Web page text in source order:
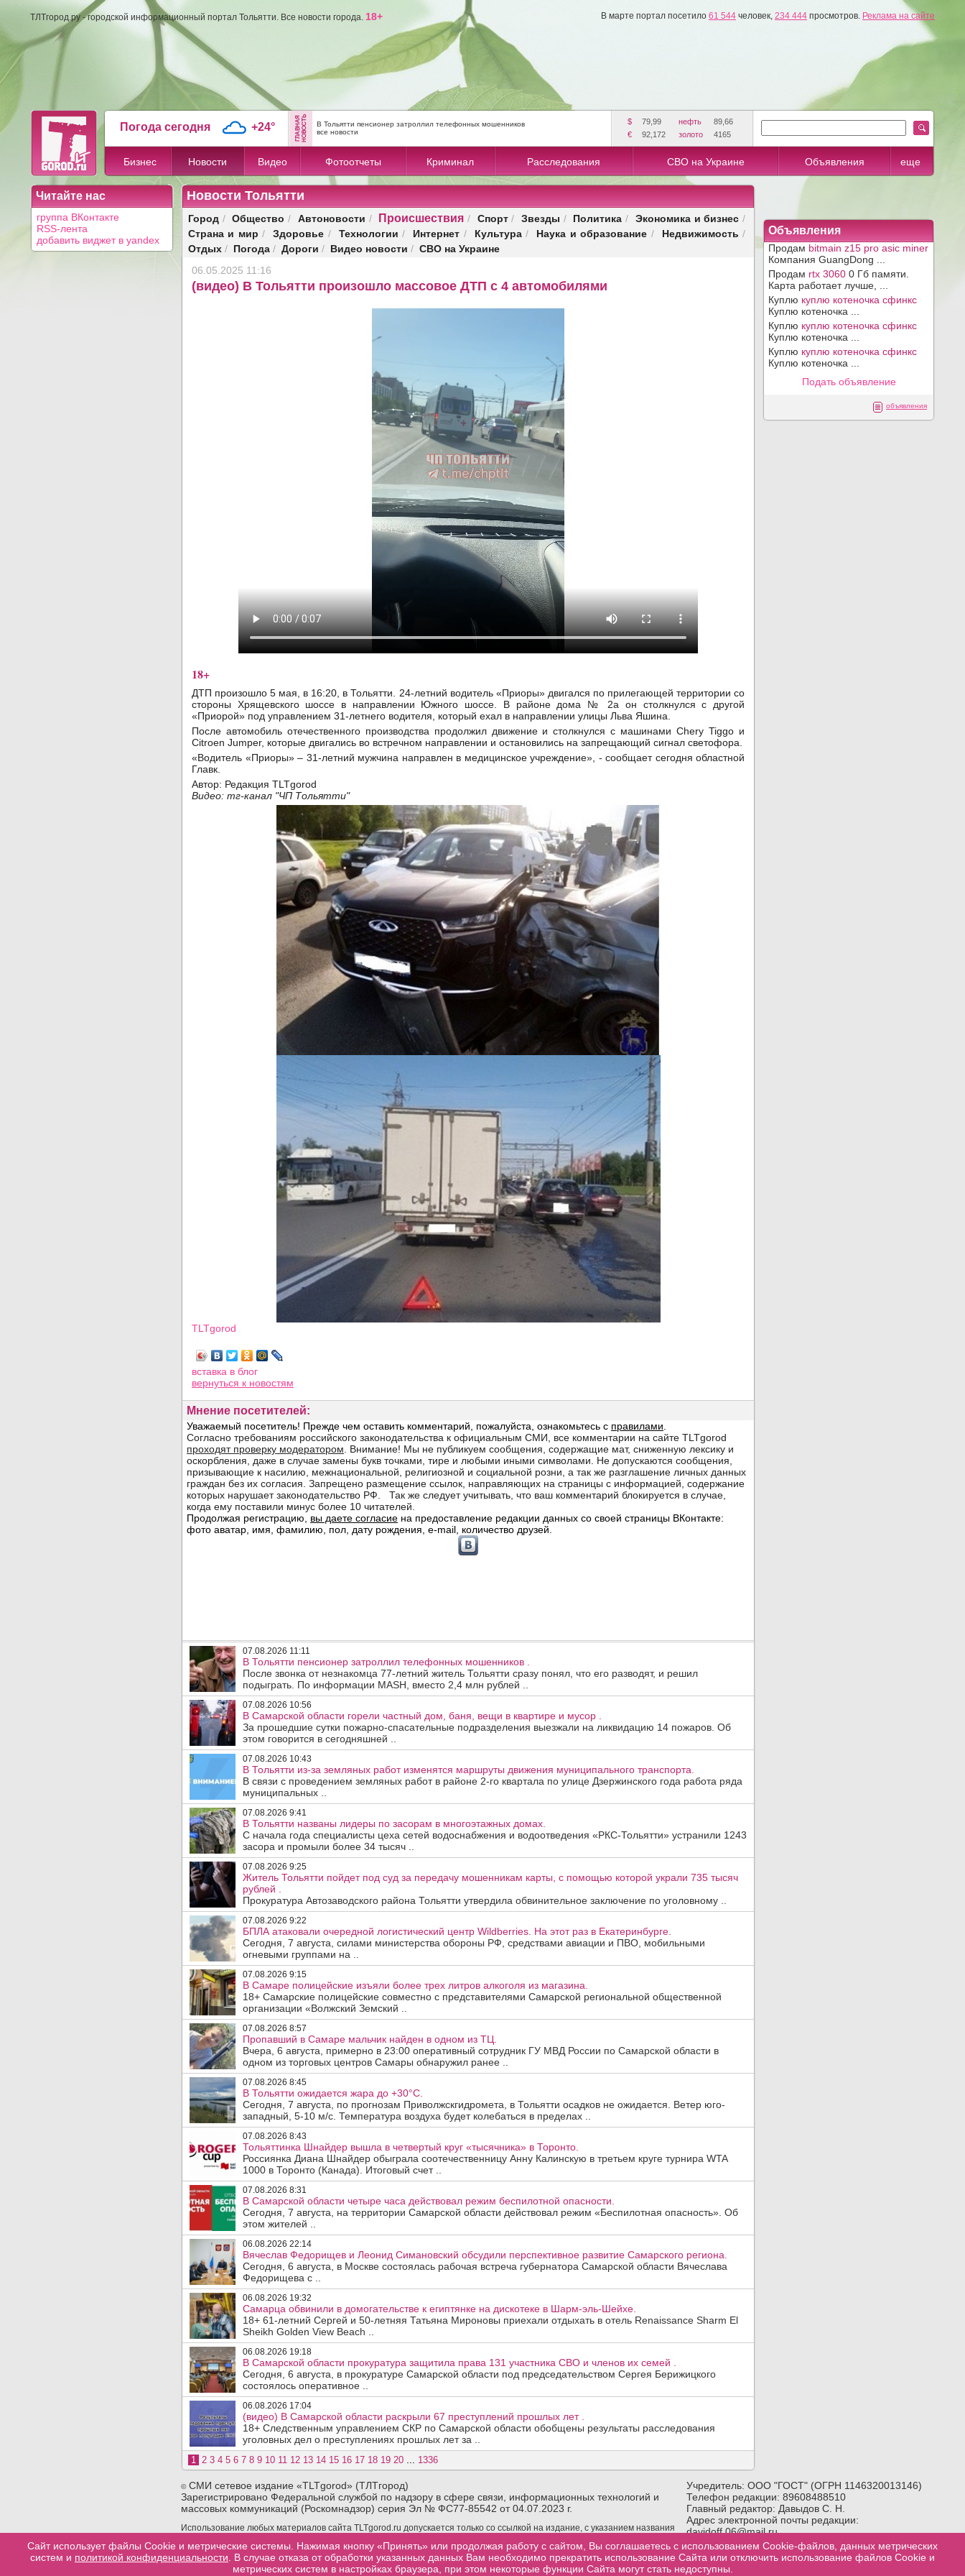
ТЛТгород.ру - городской информационный портал Тольятти. Все новости города. 18+ В марте портал посетило 61 544 человек, 234 444 просмотров. Реклама на сайте
Погода сегодня +24°
В Тольятти пенсионер затроллил телефонных мошенников
все новости
$ 79,99 нефть
89,66
€
92,172 золото 4165
Бизнес Новости Видео Фотоотчеты Криминал Расследования СВО на Украине Объявления еще
Читайте нас
группа ВКонтакте
RSS-лента
добавить виджет в yandex
Новости Тольятти
Город / Общество / Автоновости / Происшествия / Спорт/ Звезды / Политика / Экономика и бизнес /
Страна и мир / Здоровье / Технологии / Интернет / Культура/ Наука и образование / Недвижимость /
Отдых / Погода / Дороги / Видео новости / СВО на Украине
06.05.2025 11:16
(видео) В Тольятти произошло массовое ДТП с 4 автомобилями
18+
ДТП произошло 5 мая, в 16:20, в Тольятти. 24-летний водитель «Приоры» двигался по прилегающей территории со
стороны Хрящевского шоссе в направлении Южного шоссе. В районе дома № 2а он столкнулся с другой
«Приорой» под управлением 31-летнего водителя, который ехал в направлении улицы Льва Яшина.
После автомобиль отечественного производства продолжил движение и столкнулся с машинами Chery Tiggo и
Citroen Jumper, которые двигались во встречном направлении и остановились на запрещающий сигнал светофора.
«Водитель «Приоры» – 31-летний мужчина направлен в медицинское учреждение», - сообщает сегодня областной
Главк.
Автор: Редакция TLTgorod
Видео: тг-канал "ЧП Тольятти"
TLTgorod
вставка в блог
вернуться к новостям
Мнение посетителей:
07.08.2026 11:11
В Тольятти пенсионер затроллил телефонных мошенников .
После звонка от незнакомца 77-летний житель Тольятти сразу понял, что его разводят, и решил
подыграть. По информации MASH, вместо 2,4 млн рублей ..
07.08.2026 10:56
В Самарской области горели частный дом, баня, вещи в квартире и мусор .
За прошедшие сутки пожарно-спасательные подразделения выезжали на ликвидацию 14 пожаров. Об
этом говорится в сегодняшней ..
07.08.2026 10:43
В Тольятти из-за земляных работ изменятся маршруты движения муниципального транспорта.
В связи с проведением земляных работ в районе 2-го квартала по улице Дзержинского года работа ряда
муниципальных ..
07.08.2026 9:41
В Тольятти названы лидеры по засорам в многоэтажных домах.
С начала года специалисты цеха сетей водоснабжения и водоотведения «РКС-Тольятти» устранили 1243
засора и промыли более 34 тысяч ..
07.08.2026 9:25
Житель Тольятти пойдет под суд за передачу мошенникам карты, с помощью которой украли 735 тысяч
рублей .
Прокуратура Автозаводского района Тольятти утвердила обвинительное заключение по уголовному ..
07.08.2026 9:22
БПЛА атаковали очередной логистический центр Wildberries. На этот раз в Екатеринбурге.
Сегодня, 7 августа, силами министерства обороны РФ, средствами авиации и ПВО, мобильными
огневыми группами на ..
07.08.2026 9:15
В Самаре полицейские изъяли более трех литров алкоголя из магазина.
18+ Самарские полицейские совместно с представителями Самарской региональной общественной
организации «Волжский Земский ..
07.08.2026 8:57
Пропавший в Самаре мальчик найден в одном из ТЦ.
Вчера, 6 августа, примерно в 23:00 оперативный сотрудник ГУ МВД России по Самарской области в
одном из торговых центров Самары обнаружил ранее ..
07.08.2026 8:45
В Тольятти ожидается жара до +30°C.
Сегодня, 7 августа, по прогнозам Приволжскгидромета, в Тольятти осадков не ожидается. Ветер юго-
западный, 5-10 м/с. Температура воздуха будет колебаться в пределах ..
07.08.2026 8:43
Тольяттинка Шнайдер вышла в четвертый круг «тысячника» в Торонто.
Россиянка Диана Шнайдер обыграла соотечественницу Анну Калинскую в третьем круге турнира WTA
1000 в Торонто (Канада). Итоговый счет ..
07.08.2026 8:31
В Самарской области четыре часа действовал режим беспилотной опасности.
Сегодня, 7 августа, на территории Самарской области действовал режим «Беспилотная опасность». Об
этом жителей ..
06.08.2026 22:14
Вячеслав Федорищев и Леонид Симановский обсудили перспективное развитие Самарского региона.
Сегодня, 6 августа, в Москве состоялась рабочая встреча губернатора Самарской области Вячеслава
Федорищева с ..
06.08.2026 19:32
Самарца обвинили в домогательстве к египтянке на дискотеке в Шарм-эль-Шейхе.
18+ 61-летний Сергей и 50-летняя Татьяна Мироновы приехали отдыхать в отель Renaissance Sharm El
Sheikh Golden View Beach ..
06.08.2026 19:18
В Самарской области прокуратура защитила права 131 участника СВО и членов их семей .
Сегодня, 6 августа, в прокуратуре Самарской области под председательством Сергея Берижицкого
состоялось оперативное ..
06.08.2026 17:04
(видео) В Самарской области раскрыли 67 преступлений прошлых лет .
18+ Следственным управлением СКР по Самарской области обобщены результаты расследования
уголовных дел о преступлениях прошлых лет за ..
1 2 3 4 5 6 7 8 9 10 11 12 13 14 15 16 17 18 19 20 1336
Объявления
Продам bitmain z15 pro asic miner
Компания GuangDong ...
Продам rtx 3060 0 Гб памяти.
Карта работает лучше, ...
Куплю куплю котеночка сфинкс
Куплю котеночка ...
Куплю куплю котеночка сфинкс
Куплю котеночка ...
Куплю куплю котеночка сфинкс
Куплю котеночка ...
Подать объявление
объявления
©СМИ сетевое издание «TLTgorod» (ТЛТгород)
Зарегистрировано Федеральной службой по надзору в сфере связи, информационных технологий и
массовых коммуникаций (Роскомнадзор) серия Эл № ФС77-85542 от 04.07.2023 г.
Использование любых материалов сайта TLTgorod.ru допускается только со ссылкой на издание, с указанием названия
конкретную страницу сайта, с которой взята информация, размещенная не позже первого абзаца публикуемого
материала.
Учредитель: ООО "ГОСТ" (ОГРН 1146320013146)
Телефон редакции: 89608488510
Главный редактор: Давыдов С. Н.
Адрес электронной почты редакции:
davidoff.06@mail.ru
Возрастное ограничение:18+
Разработка сайтов в тольятти web-good.ru
Сайт использует файлы Cookie и метрические системы. Нажимая кнопку «Принять» или продолжая работу с сайтом, Вы соглашаетесь с использованием Cookie-файлов, данных метрических
систем и политикой конфиденциальности . В случае отказа от обработки указанных данных Вам необходимо прекратить использование Сайта или отключить использование файлов Cookie и
метрических систем в настройках браузера, при этом некоторые функции Сайта могут стать недоступны.